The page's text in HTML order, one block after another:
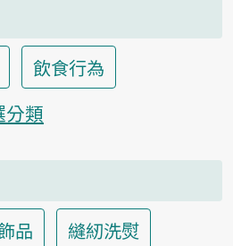
飲食行為
分類
品
縫紉洗熨